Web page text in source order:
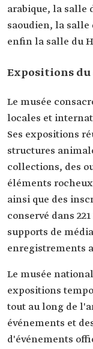
arabique, la salle
saoudien, la salle
enfin la salle du
Expositions
Le musée
locales et
Ses expositions
structures
collections, des
éléments
ainsi que des
conservé dans
supports de
enregistrements
Le musée
expositions
tout au long de
événements et
d'événements